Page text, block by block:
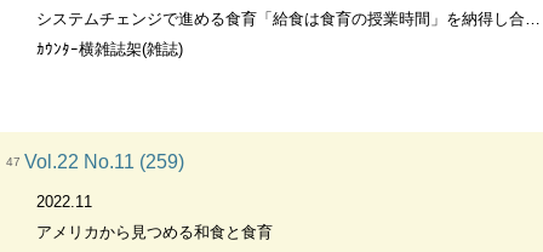
システムチェンジで進める食育「給食は食育の授業時間」を納得し合って進める食育
ｶｳﾝﾀｰ横雑誌架(雑誌)
47 Vol.22 No.11 (259)
2022.11
アメリカから見つめる和食と食育